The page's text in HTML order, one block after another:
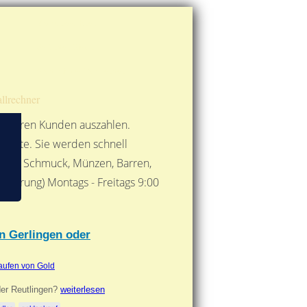
Kunden auszahlen.
Sie werden schnell
Schmuck, Münzen, Barren,
Montags - Freitags 9:00
Gerlingen oder
von Gold
Reutlingen? weiterlesen